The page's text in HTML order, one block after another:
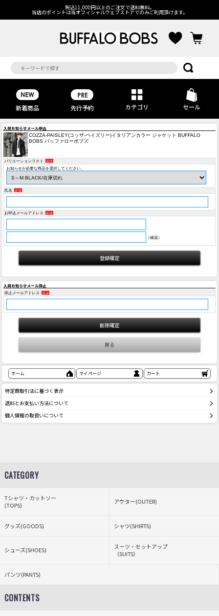
税込11,000円以上のご注文で送料無料。
当店のポイントは当オフィシャルウェブストアでのみご利用頂けます。
新着商品 先行予約 カテゴリ セール
入荷お知らせメール申込
COZZA-PAISLEY(コッザ-ペイズリー)イタリアンカラー ジャケット BUFFALO
BOBS バッファローボブズ
バリエーションリスト
必須
お知らせが必要な商品を選択してください。
氏名 必須
お申込メールアドレス 必須
（確認）
入荷お知らせメール停止
停止メールアドレス 必須
ホーム マイページ カート
特定商取引法に基づく表示
送料とお支払い方法について
個人情報の取扱いについて
CATEGORY
Tシャツ・カットソー
(TOPS)
アウター(OUTER)
グッズ(GOODS) シャツ(SHIRTS)
シューズ(SHOES)
スーツ・セットアップ
（SUITS）
パンツ(PANTS)
CONTENTS